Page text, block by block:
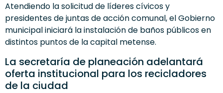
Atendiendo la solicitud de líderes cívicos y
presidentes de juntas de acción comunal, el Gobierno
municipal iniciará la instalación de baños públicos en
distintos puntos de la capital metense.
La secretaría de planeación adelantará
oferta institucional para los recicladores
de la ciudad